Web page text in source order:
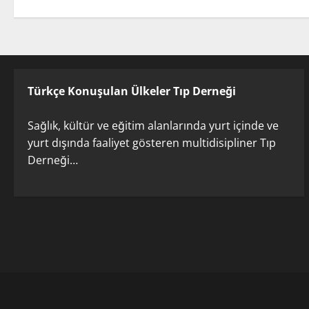
Türkçe Konuşulan Ülkeler Tıp Derneği
Sağlık, kültür ve eğitim alanlarında yurt içinde ve
yurt dışında faaliyet gösteren multidisipliner Tıp
Derneği…